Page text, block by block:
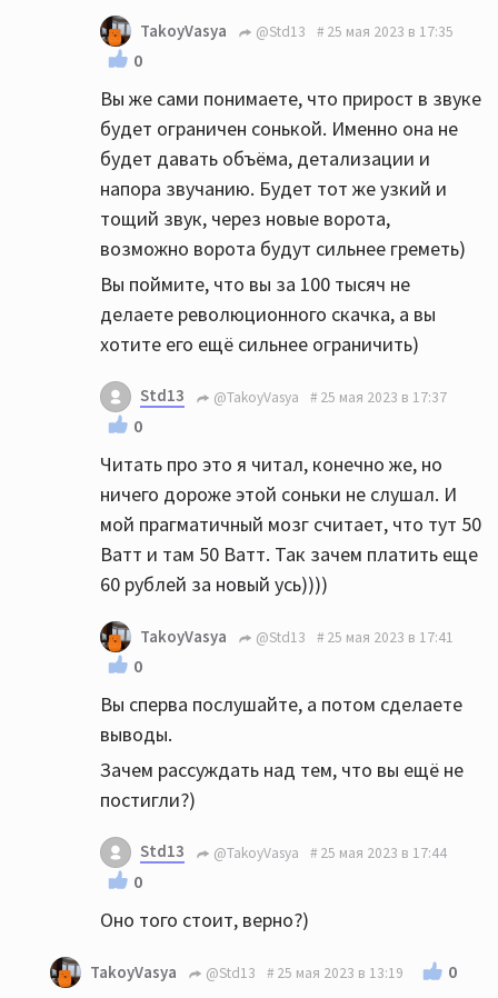
TakoyVasya @Std13 25 мая 2023 в 17:35
0
Вы же сами понимаете, что прирост в звуке
будет ограничен сонькой. Именно она не
будет давать объёма, детализации и
напора звучанию. Будет тот же узкий и
тощий звук, через новые ворота,
возможно ворота будут сильнее греметь)
Вы поймите, что вы за 100 тысяч не
делаете революционного скачка, а вы
хотите его ещё сильнее ограничить)
Std13 @TakoyVasya 25 мая 2023 в 17:37
0
Читать про это я читал, конечно же, но
ничего дороже этой соньки не слушал. И
мой прагматичный мозг считает, что тут 50
Ватт и там 50 Ватт. Так зачем платить еще
60 рублей за новый усь))))
TakoyVasya @Std13 25 мая 2023 в 17:41
0
Вы сперва послушайте, а потом сделаете
выводы.
Зачем рассуждать над тем, что вы ещё не
постигли?)
Std13 @TakoyVasya 25 мая 2023 в 17:44
0
Оно того стоит, верно?)
TakoyVasya @Std13 25 мая 2023 в 13:19 0